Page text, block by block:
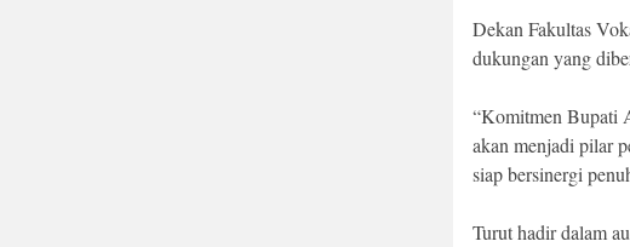
Dekan Fakultas
dukungan yang
“Komitmen Bupati
akan menjadi pilar
siap bersinergi
Turut hadir dalam